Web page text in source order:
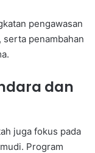
pengawasan
penambahan
dan
juga fokus pada
Program